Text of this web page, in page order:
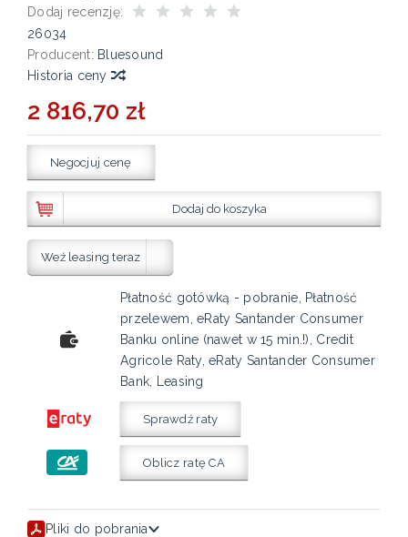
Dodaj recenzję:
26034
Producent: Bluesound
Historia ceny
2 816,70 zł
Negocjuj cenę
Dodaj do koszyka
Weź leasing teraz
Płatność gotówką - pobranie, Płatność
przelewem, eRaty Santander Consumer
Banku online (nawet w 15 min.!), Credit
Agricole Raty, eRaty Santander Consumer
Bank, Leasing
Sprawdź raty
Oblicz ratę CA
Pliki do pobrania